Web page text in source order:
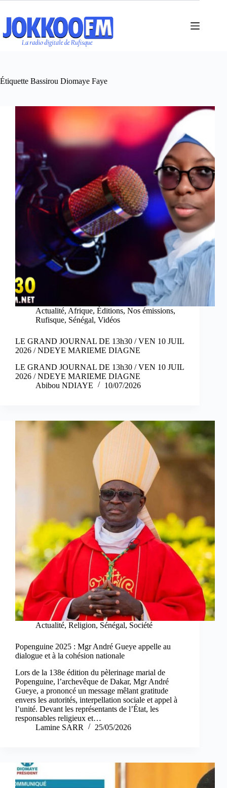
contenu
Étiquette Bassirou Diomaye Faye
Actualité, Afrique, Éditions, Nos émissions,
Rufisque, Sénégal, Vidéos
LE GRAND JOURNAL DE 13h30 / VEN 10 JUIL
2026 / NDEYE MARIEME DIAGNE
LE GRAND JOURNAL DE 13h30 / VEN 10 JUIL
2026 / NDEYE MARIEME DIAGNE
Abibou NDIAYE
10/07/2026
Actualité, Religion, Sénégal, Société
Popenguine 2025 : Mgr André Gueye appelle au
dialogue et à la cohésion nationale
Lors de la 138e édition du pèlerinage marial de
Popenguine, l’archevêque de Dakar, Mgr André
Gueye, a prononcé un message mêlant gratitude
envers les autorités, interpellation sociale et appel à
l’unité. Devant les représentants de l’État, les
responsables religieux et…
Lamine SARR
25/05/2026